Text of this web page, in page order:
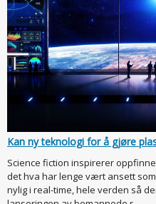
Kan ny teknologi for å gjøre
Science fiction inspirerer
det hva har lenge vært ansett
nylig i real-time, hele verden så